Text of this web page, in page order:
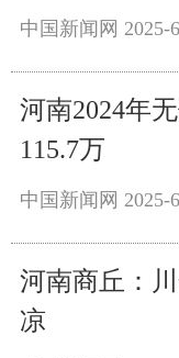
中国新闻网 2025-
河南2024年
115.7万
中国新闻网 2025-
河南商丘：
凉